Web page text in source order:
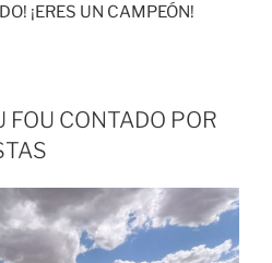
¡ERES UN CAMPEÓN!
FOU CONTADO POR